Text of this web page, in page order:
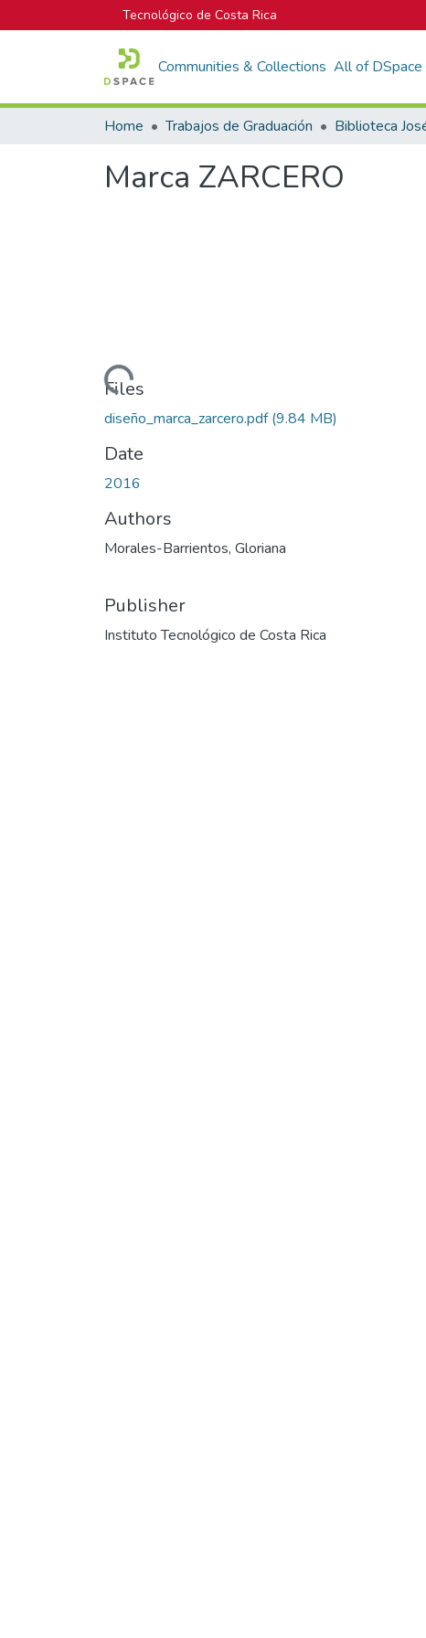
Tecnológico de Costa Rica
Communities & Collections All of DSpace
Home Trabajos de Graduación
Marca ZARCERO
Loading...
Files
diseño_marca_zarcero.pdf(9.84 MB)
Date
2016
Authors
Morales-Barrientos, Gloriana
Publisher
Instituto Tecnológico de Costa Rica